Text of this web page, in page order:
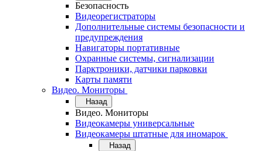
Безопасность
Видеорегистраторы
Дополнительные системы безопасности и
предупреждения
Навигаторы портативные
Охранные системы, сигнализации
Парктроники, датчики парковки
Карты памяти
Видео. Мониторы
Назад
Видео. Мониторы
Видеокамеры универсальные
Видеокамеры штатные для иномарок
Назад